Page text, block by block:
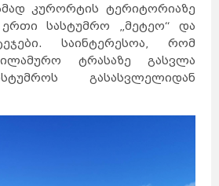
კურორტის ტერიტორიაზე
ერთი სასტუმრო „მეტეო“ და
საინტერესოა, რომ
ტრასაზე გასვლა
გასასვლელიდან